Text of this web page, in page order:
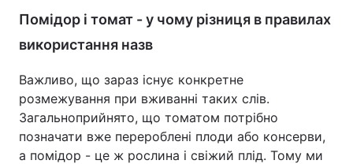
Помідор і томат - у чому різниця в правилах
використання назв
Важливо, що зараз існує конкретне
розмежування при вживанні таких слів.
Загальноприйнято, що томатом потрібно
позначати вже перероблені плоди або консерви,
а помідор - це ж рослина і свіжий плід. Тому ми